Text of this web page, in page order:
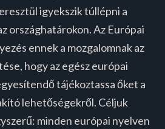
igyekszik túllépni a
országhatárokon. Az Európai
ennek a mozgalomnak az
hogy az egész európai
tájékoztassa őket a
lehetőségekről. Céljuk
minden európai nyelven